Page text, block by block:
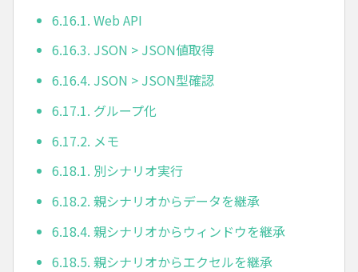
6.16.1. Web API
6.16.3. JSON > JSON値取得
6.16.4. JSON > JSON型確認
6.17.1. グループ化
6.17.2. メモ
6.18.1. 別シナリオ実行
6.18.2. 親シナリオからデータを継承
6.18.4. 親シナリオからウィンドウを継承
6.18.5. 親シナリオからエクセルを継承